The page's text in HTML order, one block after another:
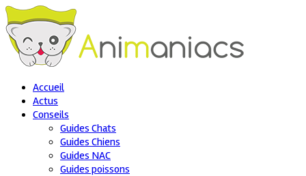
Accueil
Actus
Conseils
Guides Chats
Guides Chiens
Guides NAC
Guides poissons